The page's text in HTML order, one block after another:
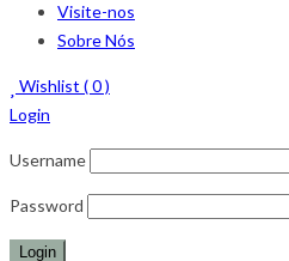
Visite-nos
Sobre Nós
Wishlist (0)
Login
Username
Password